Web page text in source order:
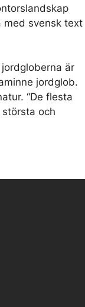
med svensk text
är
jordglob.
“De flesta
och